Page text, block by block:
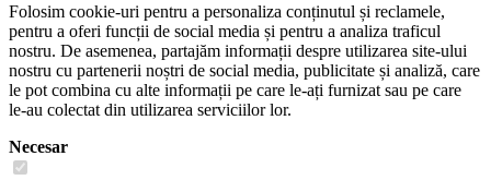
Folosim cookie-uri pentru a personaliza conținutul și reclamele,
pentru a oferi funcții de social media și pentru a analiza traficul
nostru. De asemenea, partajăm informații despre utilizarea site-ului
nostru cu partenerii noștri de social media, publicitate și analiză, care
le pot combina cu alte informații pe care le-ați furnizat sau pe care
le-au colectat din utilizarea serviciilor lor.
Necesar